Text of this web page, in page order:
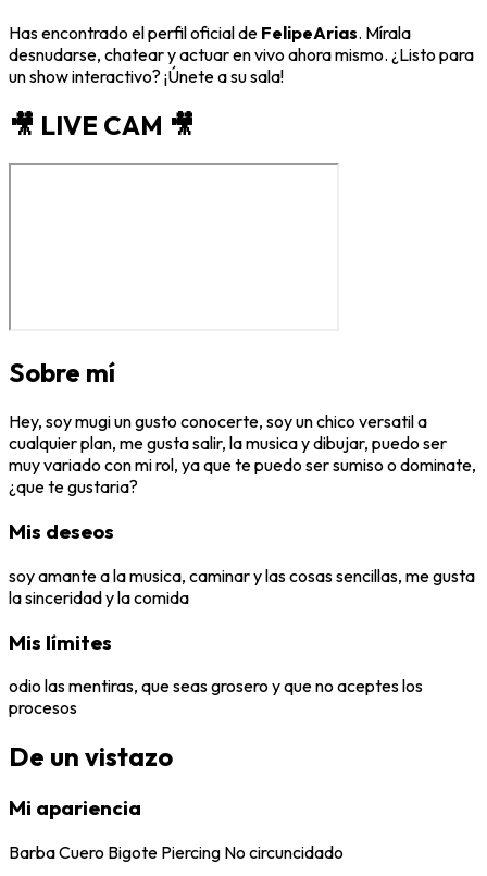
Has encontrado el perfil oficial de FelipeArias. Mírala
desnudarse, chatear y actuar en vivo ahora mismo. ¿Listo para
un show interactivo? ¡Únete a su sala!
🎥 LIVE CAM 🎥
Sobre mí
Hey, soy mugi un gusto conocerte, soy un chico versatil a
cualquier plan, me gusta salir, la musica y dibujar, puedo ser
muy variado con mi rol, ya que te puedo ser sumiso o dominate,
¿que te gustaria?
Mis deseos
soy amante a la musica, caminar y las cosas sencillas, me gusta
la sinceridad y la comida
Mis límites
odio las mentiras, que seas grosero y que no aceptes los
procesos
De un vistazo
Mi apariencia
BarbaCuero Bigote Piercing No circuncidado